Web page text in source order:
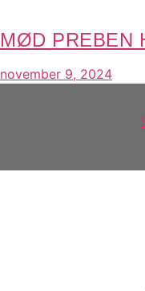
MØD PREBEN
november 9, 2024